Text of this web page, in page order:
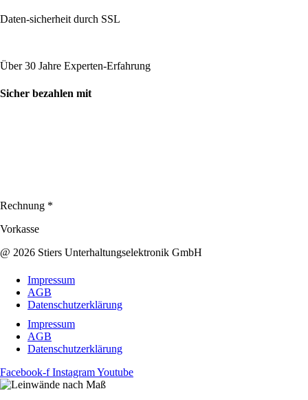
Daten-sicherheit durch SSL
Über 30 Jahre Experten-Erfahrung
Sicher bezahlen mit
Rechnung *
Vorkasse
@ 2026 Stiers Unterhaltungselektronik GmbH
Impressum
AGB
Datenschutzerklärung
Impressum
AGB
Datenschutzerklärung
Facebook-f InstagramYoutube